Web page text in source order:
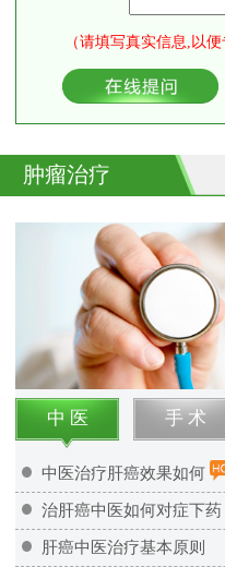
（请填写真实信息,以
肿瘤治疗
中 医 手 术
中医治疗肝癌效果如何
治肝癌中医如何对症下药
肝癌中医治疗基本原则